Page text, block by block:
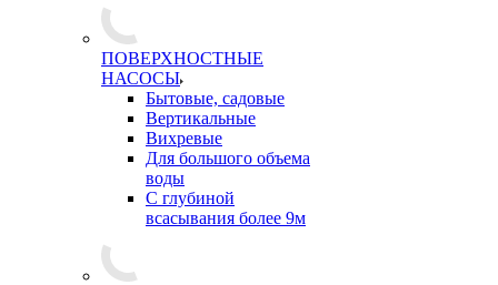
ПОВЕРХНОСТНЫЕ
НАСОСЫ
Бытовые, садовые
Вертикальные
Вихревые
Для большого объема
воды
С глубиной
всасывания более 9м